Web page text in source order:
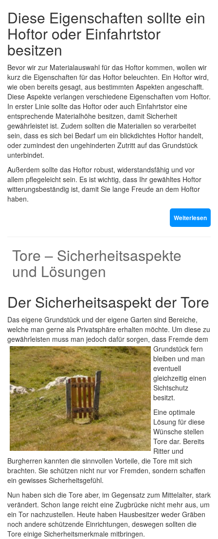
Diese Eigenschaften sollte ein
Hoftor oder Einfahrtstor
besitzen
Bevor wir zur Materialauswahl für das Hoftor kommen, wollen wir
kurz die Eigenschaften für das Hoftor beleuchten. Ein Hoftor wird,
wie oben bereits gesagt, aus bestimmten Aspekten angeschafft.
Diese Aspekte verlangen verschiedene Eigenschaften vom Hoftor.
In erster Linie sollte das Hoftor oder auch Einfahrtstor eine
entsprechende Materialhöhe besitzen, damit Sicherheit
gewährleistet ist. Zudem sollten die Materialien so verarbeitet
sein, dass es sich bei Bedarf um ein blickdichtes Hoftor handelt,
oder zumindest den ungehinderten Zutritt auf das Grundstück
unterbindet.
Außerdem sollte das Hoftor robust, widerstandsfähig und vor
allem pflegeleicht sein. Es ist wichtig, dass Ihr gewähltes Hoftor
witterungsbeständig ist, damit Sie lange Freude an dem Hoftor
haben.
Weiterlesen
Tore – Sicherheitsaspekte
und Lösungen
Der Sicherheitsaspekt der Tore
Das eigene Grundstück und der eigene Garten sind Bereiche,
welche man gerne als Privatsphäre erhalten möchte. Um diese zu
gewährleisten muss man jedoch dafür sorgen, dass Fremde dem
Grundstück fern
bleiben und man
eventuell
gleichzeitig einen
Sichtschutz
besitzt.
Eine optimale
Lösung für diese
Wünsche stellen
Tore dar. Bereits
Ritter und
Burgherren kannten die sinnvollen Vorteile, die Tore mit sich
brachten. Sie schützen nicht nur vor Fremden, sondern schaffen
ein gewisses Sicherheitsgefühl.
Nun haben sich die Tore aber, im Gegensatz zum Mittelalter, stark
verändert. Schon lange reicht eine Zugbrücke nicht mehr aus, um
ein Tor nachzustellen. Heute haben Hausbesitzer weder Gräben
noch andere schützende Einrichtungen, deswegen sollten die
Tore einige Sicherheitsmerkmale mitbringen.